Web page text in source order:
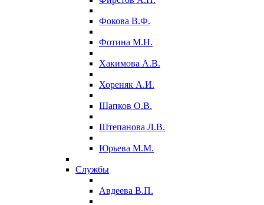
Фокова В.Ф.
Фотина М.Н.
Хакимова А.В.
Хореняк А.И.
Шапков О.В.
Штепанова Л.В.
Юрьева М.М.
Службы
Авдеева В.П.